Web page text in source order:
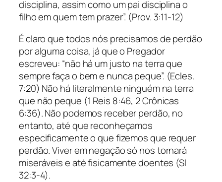
disciplina, assim como um pai disciplina o
filho em quem tem prazer”. (Prov. 3:11-12)
É claro que todos nós precisamos de perdão
por alguma coisa, já que o Pregador
escreveu: “não há um justo na terra que
sempre faça o bem e nunca peque”. (Ecles.
7:20) Não há literalmente ninguém na terra
que não peque (1 Reis 8:46, 2 Crônicas
6:36). Não podemos receber perdão, no
entanto, até que reconheçamos
especificamente o que fizemos que requer
perdão. Viver em negação só nos tornará
miseráveis ​​e até fisicamente doentes (Sl
32:3-4).